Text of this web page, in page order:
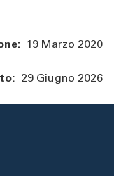
19 Marzo 2020
29 Giugno 2026